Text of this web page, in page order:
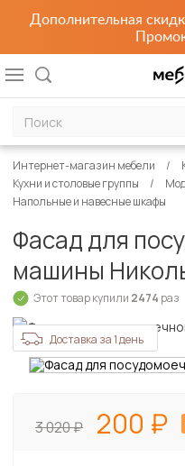
Дополнительная
Интернет-магазин мебели
Кухни и столовые группы
Напольные и навесные шкафы
Фасад для
машины
Этот товар купили 2474 раз
Доставка за 1 день
3 020 200